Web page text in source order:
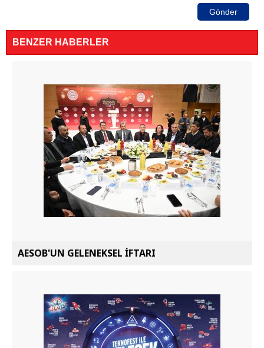
Gönder
BENZER HABERLER
AESOB'UN GELENEKSEL İFTARI